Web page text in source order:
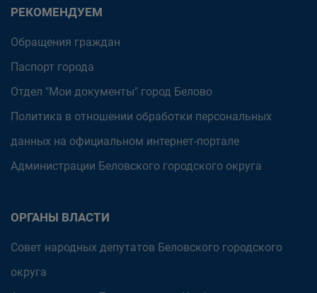
РЕКОМЕНДУЕМ
Обращения граждан
Паспорт города
Отдел "Мои документы" город Белово
Политика в отношении обработки персональных
данных на официальном интернет-портале
Администрации Беловского городского округа
ОРГАНЫ ВЛАСТИ
Совет народных депутатов Беловского городского
округа